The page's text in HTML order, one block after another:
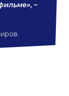
–